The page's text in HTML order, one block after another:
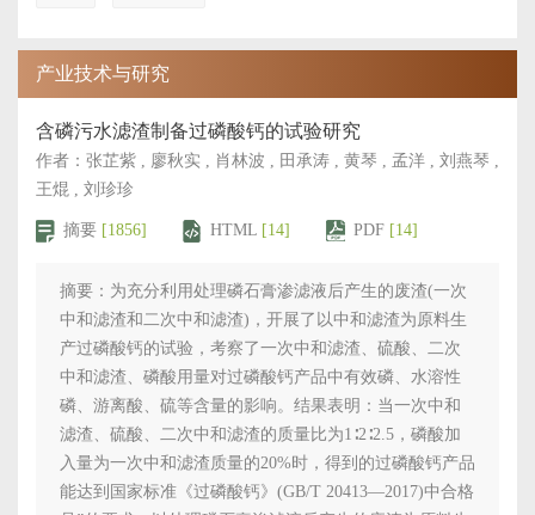
产业技术与研究
含磷污水滤渣制备过磷酸钙的试验研究
作者：张芷紫 , 廖秋实 , 肖林波 , 田承涛 , 黄琴 , 孟洋 , 刘燕琴 ,
王焜 , 刘珍珍
摘要 [1856] HTML [14] PDF [14]
摘要：为充分利用处理磷石膏渗滤液后产生的废渣(一次
中和滤渣和二次中和滤渣)，开展了以中和滤渣为原料生
产过磷酸钙的试验，考察了一次中和滤渣、硫酸、二次
中和滤渣、磷酸用量对过磷酸钙产品中有效磷、水溶性
磷、游离酸、硫等含量的影响。结果表明：当一次中和
滤渣、硫酸、二次中和滤渣的质量比为1∶2∶2.5，磷酸加
入量为一次中和滤渣质量的20%时，得到的过磷酸钙产品
能达到国家标准《过磷酸钙》(GB/T 20413—2017)中合格